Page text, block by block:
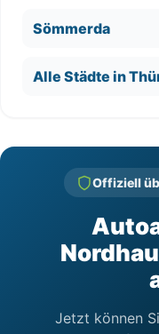
Sömmerda
Alle Städte in
Offiziell
Jetzt können